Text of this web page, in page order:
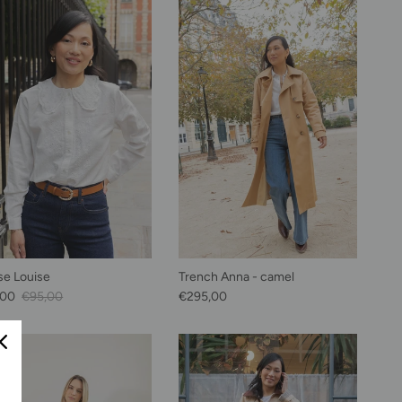
Louise
Prix habituel
€95,00
Trench Anna - camel
Prix habituel
€295,00